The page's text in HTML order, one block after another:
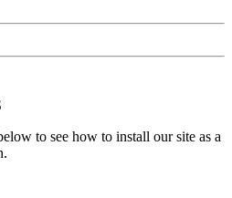
to see how to install our site as a